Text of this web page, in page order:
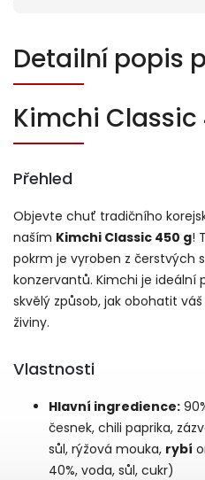
Detailní popis
Kimchi Classic
Přehled
Objevte chuť tradičního
naším Kimchi Classic 450 g!
pokrm je vyroben z čerstvých
konzervantů. Kimchi je ideální
skvělý způsob, jak obohatit
živiny.
Vlastnosti
Hlavní ingredience:
česnek, chili paprika,
sůl, rýžová mouka, rybí
40%, voda, sůl, cukr)